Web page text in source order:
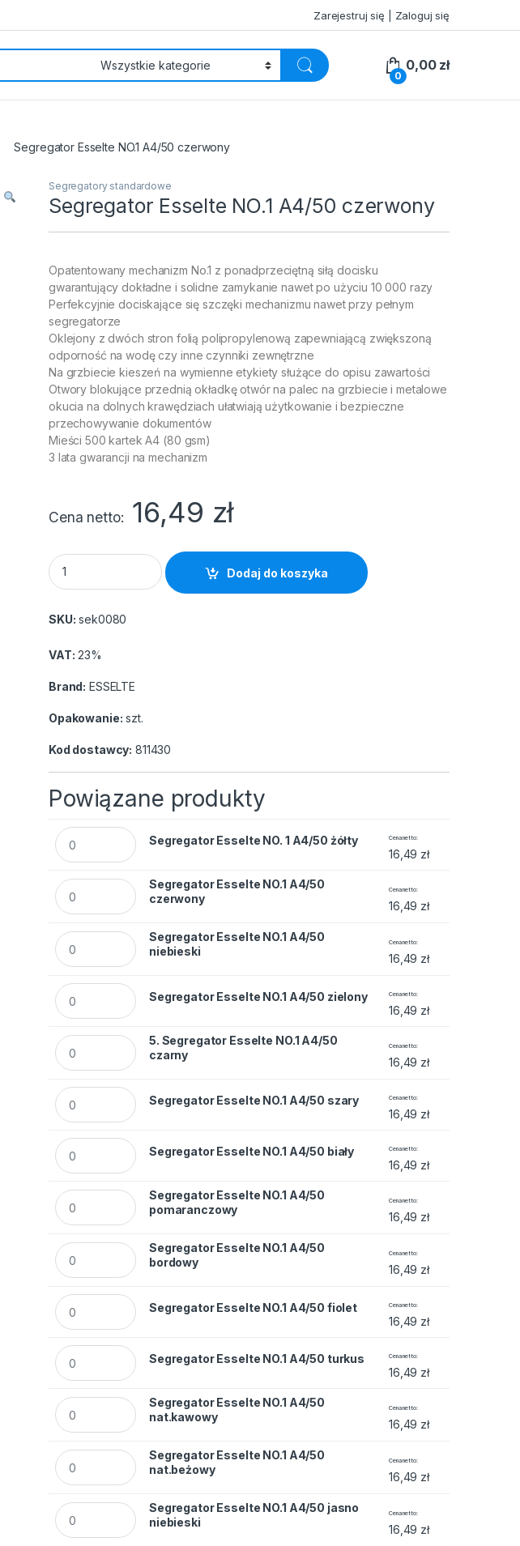
Zarejestruj się | Zaloguj się
0
0,00 zł
Segregator Esselte NO.1 A4/50 czerwony
Segregatory standardowe
Segregator Esselte NO.1 A4/50 czerwony
Opatentowany mechanizm No.1 z ponadprzeciętną siłą docisku
gwarantujący dokładne i solidne zamykanie nawet po użyciu 10 000 razy
Perfekcyjnie dociskające się szczęki mechanizmu nawet przy pełnym
segregatorze
Oklejony z dwóch stron folią polipropylenową zapewniającą zwiększoną
odporność na wodę czy inne czynniki zewnętrzne
Na grzbiecie kieszeń na wymienne etykiety służące do opisu zawartości
Otwory blokujące przednią okładkę otwór na palec na grzbiecie i metalowe
okucia na dolnych krawędziach ułatwiają użytkowanie i bezpieczne
przechowywanie dokumentów
Mieści 500 kartek A4 (80 gsm)
3 lata gwarancji na mechanizm
Cena netto 16,49 zł
Segregator Esselte NO.1 A4/50 czerwony quantity
Dodaj do koszyka
SKU: sek0080
VAT: 23%
Brand: ESSELTE
Opakowanie: szt.
Kod dostawcy: 811430
Powiązane produkty
Segregator Esselte NO. 1 A4/50 żółty quantity
Segregator Esselte NO. 1 A4/50 żółty Cena netto
16,49 zł
Segregator Esselte NO.1 A4/50 czerwony quantity
Segregator Esselte NO.1 A4/50
czerwony
Cena netto
16,49 zł
Segregator Esselte NO.1 A4/50 niebieski quantity
Segregator Esselte NO.1 A4/50
niebieski
Cena netto
16,49 zł
Segregator Esselte NO.1 A4/50 zielony quantity
Segregator Esselte NO.1 A4/50 zielony Cena netto
16,49 zł
5. Segregator Esselte NO.1 A4/50 czarny quantity
5. Segregator Esselte NO.1 A4/50
czarny
Cena netto
16,49 zł
Segregator Esselte NO.1 A4/50 szary quantity
Segregator Esselte NO.1 A4/50 szary Cena netto
16,49 zł
Segregator Esselte NO.1 A4/50 biały quantity
Segregator Esselte NO.1 A4/50 biały Cena netto
16,49 zł
Segregator Esselte NO.1 A4/50 pomaranczowy quantity
Segregator Esselte NO.1 A4/50
pomaranczowy
Cena netto
16,49 zł
Segregator Esselte NO.1 A4/50 bordowy quantity
Segregator Esselte NO.1 A4/50
bordowy
Cena netto
16,49 zł
Segregator Esselte NO.1 A4/50 fiolet quantity
Segregator Esselte NO.1 A4/50 fiolet Cena netto
16,49 zł
Segregator Esselte NO.1 A4/50 turkus quantity
Segregator Esselte NO.1 A4/50 turkus Cena netto
16,49 zł
Segregator Esselte NO.1 A4/50 nat.kawowy quantity
Segregator Esselte NO.1 A4/50
nat.kawowy
Cena netto
16,49 zł
Segregator Esselte NO.1 A4/50 nat.beżowy quantity
Segregator Esselte NO.1 A4/50
nat.beżowy
Cena netto
16,49 zł
Segregator Esselte NO.1 A4/50 jasno niebieski quantity
Segregator Esselte NO.1 A4/50 jasno
niebieski
Cena netto
16,49 zł